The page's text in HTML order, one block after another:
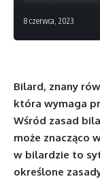
8 czerwca, 2023
Bilard, znany
która wymaga
Wśród zasad
może znacząco
w bilardzie to
określone